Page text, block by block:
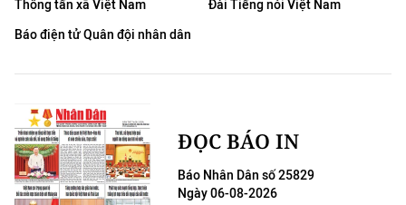
Thông tấn xã Việt Nam
Đài Tiếng nói Việt Nam
Báo điện tử Quân đội nhân dân
ĐỌC BÁO IN
Báo Nhân Dân số 25829
Ngày 06-08-2026